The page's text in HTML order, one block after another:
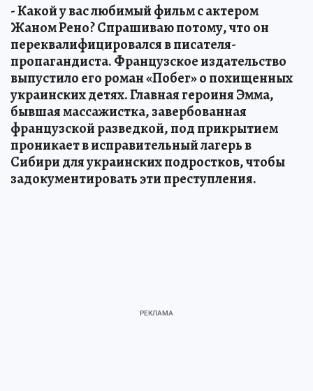
- Какой у вас любимый фильм с актером
Жаном Рено? Спрашиваю потому, что он
переквалифицировался в писателя-
пропагандиста. Французское издательство
выпустило его роман «Побег» о похищенных
украинских детях. Главная героиня Эмма,
бывшая массажистка, завербованная
французской разведкой, под прикрытием
проникает в исправительный лагерь в
Сибири для украинских подростков, чтобы
задокументировать эти преступления.